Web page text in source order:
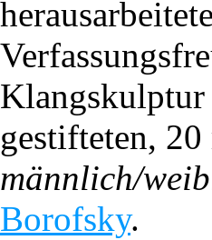
gestifteten,
männlich/
Borofsky.